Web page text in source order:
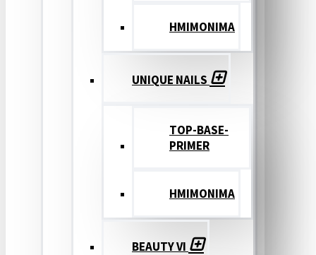
ΗΜΙΜΟΝΙΜΑ
UNIQUE NAILS
TOP-BASE-
PRIMER
ΗΜΙΜΟΝΙΜΑ
BEAUTY VI